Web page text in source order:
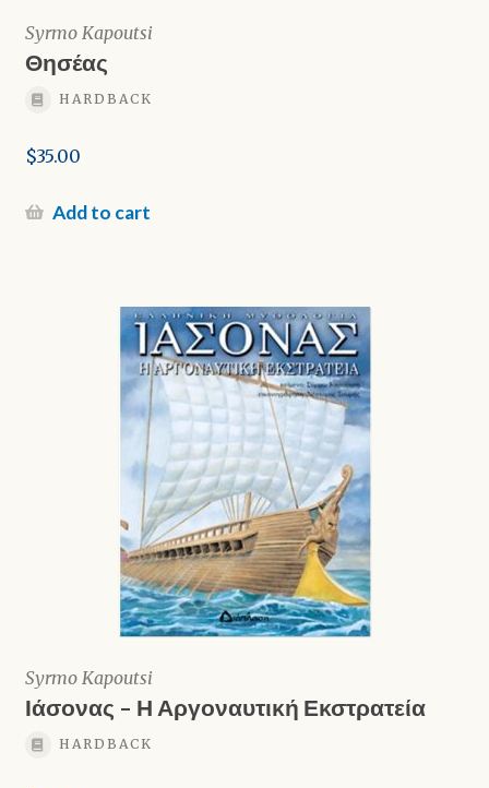
Syrmo Kapoutsi
Θησέας
HARDBACK
$35.00
Add to cart
Syrmo Kapoutsi
Ιάσονας – Η Αργοναυτική Εκστρατεία
HARDBACK